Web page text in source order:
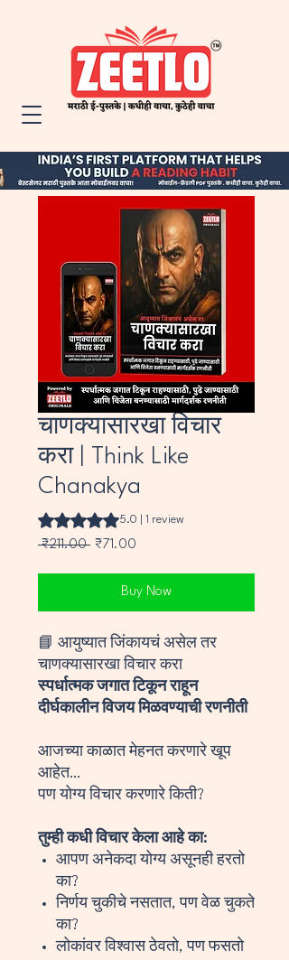
चाणक्यासारखा विचार
करा | Think Like
Chanakya
Rating is 5.0 out of five stars based on
5.0 | 1 review
₹211.00 Regular
₹71.00
Buy Now
📘 आयुष्यात जिंकायचं असेल तर
चाणक्यासारखा विचार करा
स्पर्धात्मक जगात टिकून राहून
दीर्घकालीन विजय मिळवण्याची रणनीती
आजच्या काळात मेहनत करणारे खूप
आहेत…
पण योग्य विचार करणारे किती?
तुम्ही कधी विचार केला आहे का:
आपण अनेकदा योग्य असूनही हरतो
का?
निर्णय चुकीचे नसतात, पण वेळ चुकते
का?
लोकांवर विश्वास ठेवतो, पण फसतो